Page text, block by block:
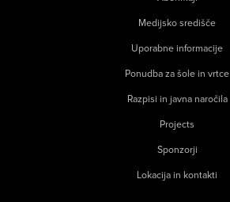
Medijsko središče
Uporabne informacije
Ponudba za šole in vrtce
Razpisi in javna naročila
Projects
Sponzorji
Lokacija in kontakti